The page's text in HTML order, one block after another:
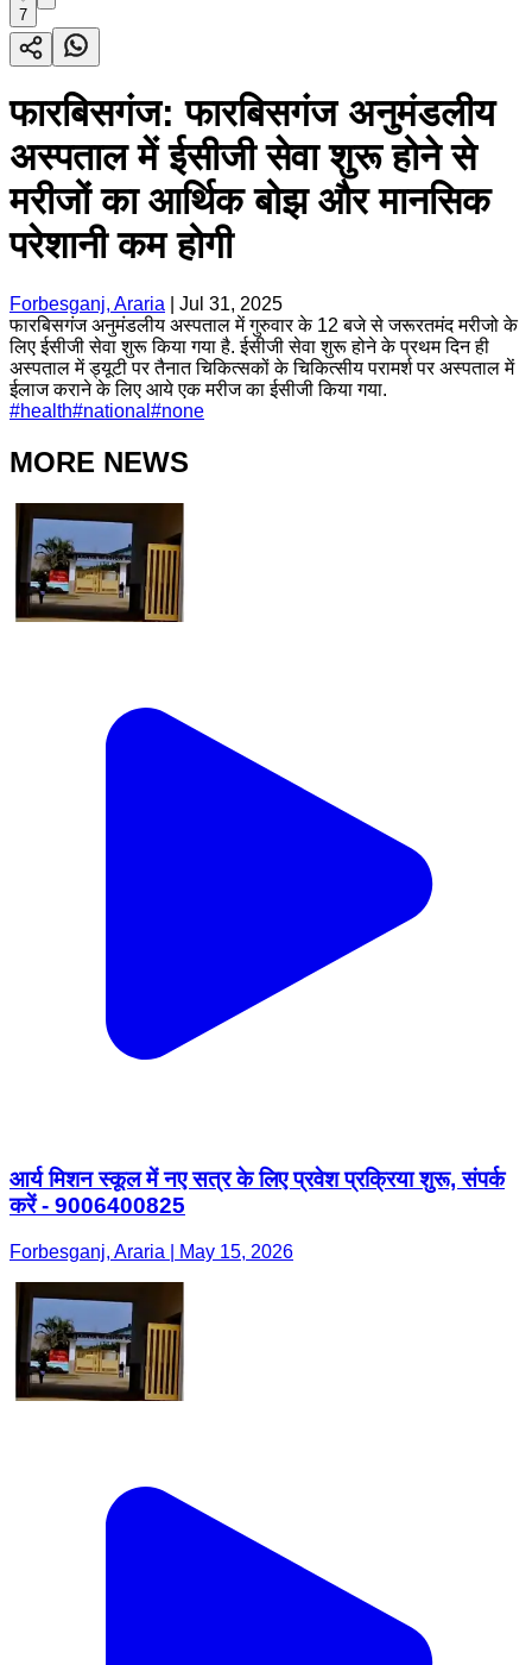
7
फारबिसगंज: फारबिसगंज अनुमंडलीय
अस्पताल में ईसीजी सेवा शुरू होने से
मरीजों का आर्थिक बोझ और मानसिक
परेशानी कम होगी
Forbesganj, Araria
Jul 31, 2025
फारबिसगंज अनुमंडलीय अस्पताल में गुरुवार के 12 बजे से जरूरतमंद मरीजो के
लिए ईसीजी सेवा शुरू किया गया है. ईसीजी सेवा शुरू होने के प्रथम दिन ही
अस्पताल में ड्यूटी पर तैनात चिकित्सकों के चिकित्सीय परामर्श पर अस्पताल में
ईलाज कराने के लिए आये एक मरीज का ईसीजी किया गया.
#health#national #none
MORE NEWS
आर्य मिशन स्कूल में नए सत्र के लिए प्रवेश प्रक्रिया शुरू, संपर्क
करें - 9006400825
Forbesganj, Araria | May 15, 2026